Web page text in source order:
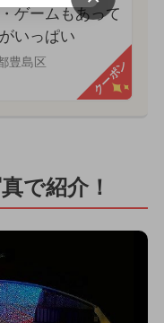
ゲームもあって
いっぱい
豊島区 クーポン
で紹介！